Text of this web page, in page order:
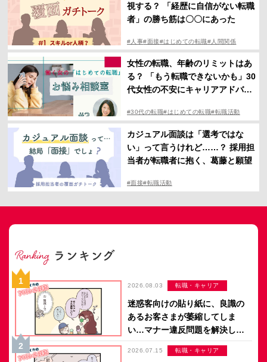
視する？ 「経歴に自信がない転職
者」の勝ち筋は〇〇にあった
#人事#面接#はじめての転職#人間関係
#転職活動
女性の転職、年齢のリミットはあ
る？ 「もう転職できないかも」30
代女性の不安にキャリアアドバイ
#30代の転職#はじめての転職#転職活動
カジュアル面談は「選考ではな
い」って言うけれど……？ 採用担
当者が転職者に抱く、葛藤と願望
#面接#転職活動
2026.08.03 転職・キャリア
迷惑客向けの貼り紙に、良識の
あるお客さまが萎縮してしま
い…マナー違反問題を解決した
のは意外なアイデア？【マイカ
のアパレル日記 by ぼのこ】
2026.07.15 転職・キャリア